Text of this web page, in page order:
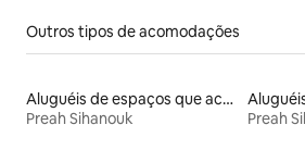
Outros tipos de acomodações
Aluguéis de espaços que aceitam animais de estimação
Preah Sihanouk
Preah